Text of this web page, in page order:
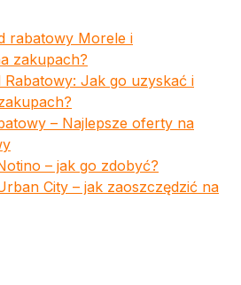
rabatowy Morele i
zakupach?
Rabatowy: Jak go uzyskać i
– Najlepsze oferty na
– jak go zdobyć?
City – jak zaoszczędzić na